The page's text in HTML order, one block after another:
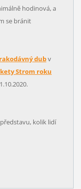
hodinová, a
se bránit
dubv
Strom roku
kolik lidí